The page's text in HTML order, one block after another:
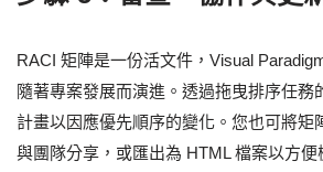
RACI 矩陣是一份活文件，Visual
隨著專案發展而演進。透過拖曳排序任務
計畫以因應優先順序的變化。您也可將矩
與團隊分享，或匯出為 HTML 檔案以方便